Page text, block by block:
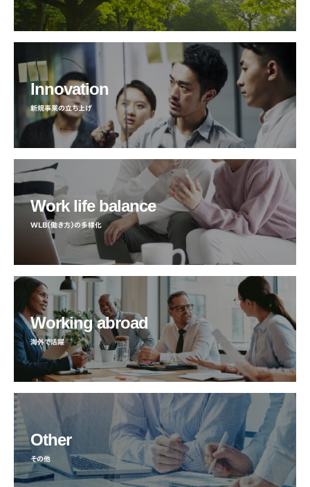
Innovation
新規事業の立ち上げ
Work life balance
WLB（働き方）の多様化
Working abroad
海外で活躍
Other
その他